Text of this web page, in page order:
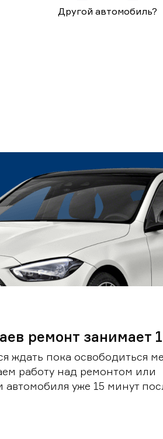
Другой автомобиль?
ремонт занимает
ждать пока освободиться
работу над ремонтом или
уже 15 минут